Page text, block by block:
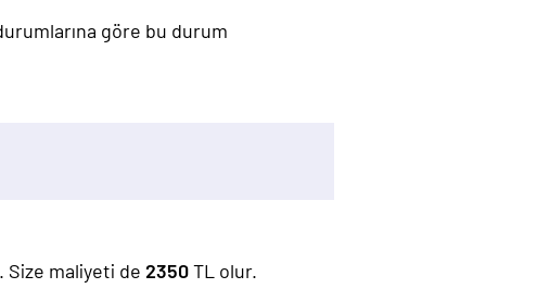
göre bu durum
Size maliyeti de 2350TL olur.